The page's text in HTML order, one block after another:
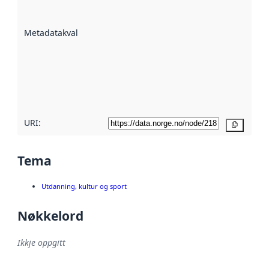
Metadatakvalitet
URI:
Tema
Utdanning, kultur og sport
Nøkkelord
Ikkje oppgitt